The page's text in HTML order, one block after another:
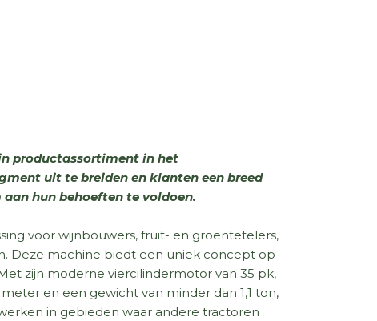
productassortiment in het
uit te breiden en klanten een breed
hun behoeften te voldoen.
voor wijnbouwers, fruit- en groentetelers,
Deze machine biedt een uniek concept op
zijn moderne viercilindermotor van 35 pk,
en een gewicht van minder dan 1,1 ton,
in gebieden waar andere tractoren